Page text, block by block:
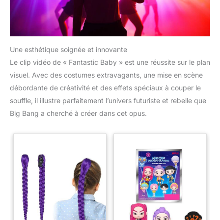
Une esthétique soignée et innovante
Le clip vidéo de « Fantastic Baby » est une réussite sur le plan
visuel. Avec des costumes extravagants, une mise en scène
débordante de créativité et des effets spéciaux à couper le
souffle, il illustre parfaitement l’univers futuriste et rebelle que
Big Bang a cherché à créer dans cet opus.